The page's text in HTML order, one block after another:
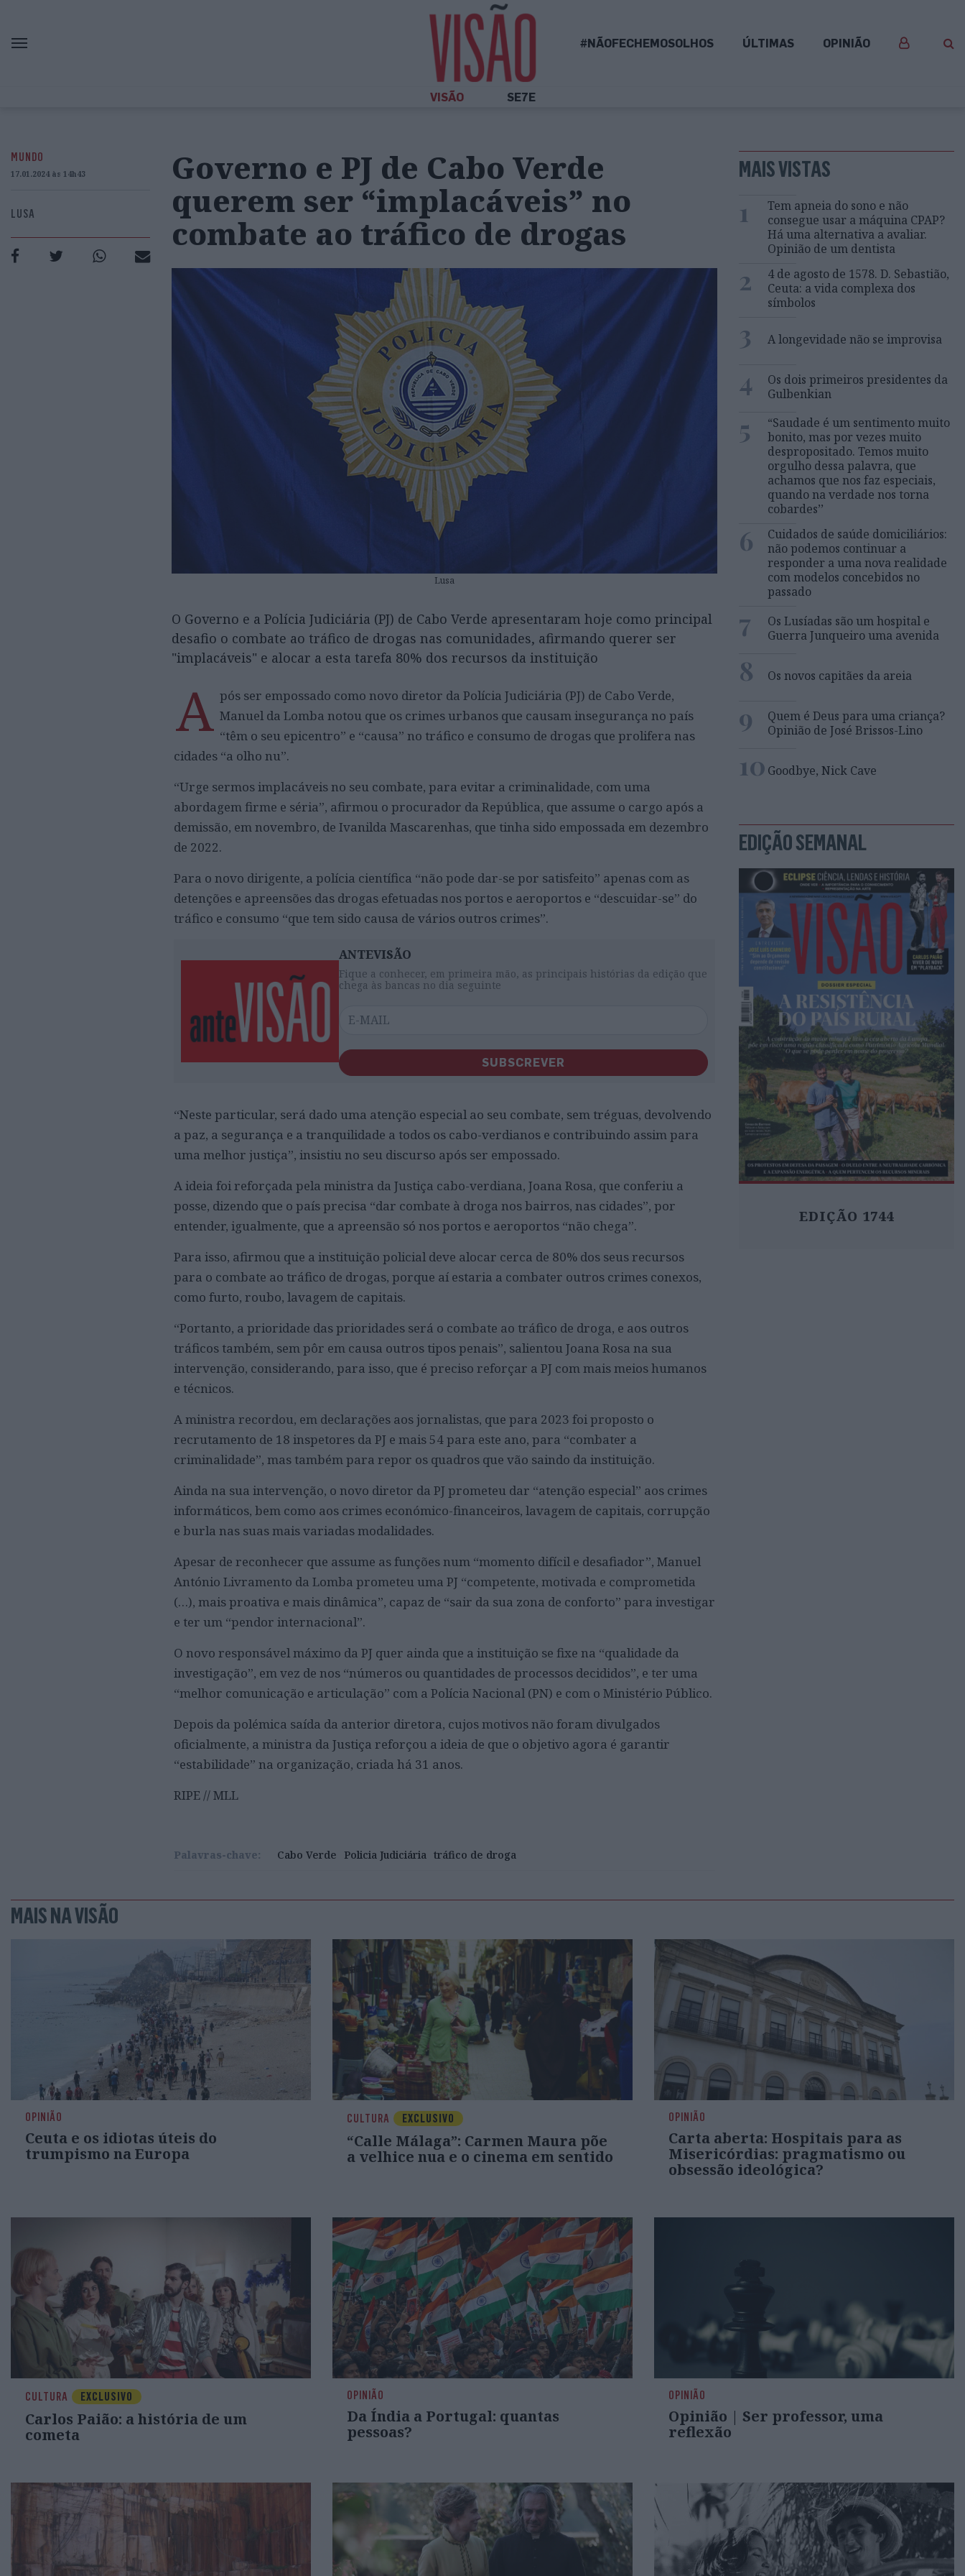
#NÃOFECHEMOSOLHOS ÚLTIMAS OPINIÃO
VISÃO SE7E
MUNDO
17.01.2024 às 14h43
LUSA
Governo e PJ de Cabo Verde
querem ser “implacáveis” no
combate ao tráfico de drogas
Lusa
O Governo e a Polícia Judiciária (PJ) de Cabo Verde apresentaram hoje como principal
desafio o combate ao tráfico de drogas nas comunidades, afirmando querer ser
"implacáveis" e alocar a esta tarefa 80% dos recursos da instituição
A pós ser empossado como novo diretor da Polícia Judiciária (PJ) de Cabo Verde,
Manuel da Lomba notou que os crimes urbanos que causam insegurança no país
“têm o seu epicentro” e “causa” no tráfico e consumo de drogas que prolifera nas
cidades “a olho nu”.
“Urge sermos implacáveis no seu combate, para evitar a criminalidade, com uma
abordagem firme e séria”, afirmou o procurador da República, que assume o cargo após a
demissão, em novembro, de Ivanilda Mascarenhas, que tinha sido empossada em dezembro
de 2022.
Para o novo dirigente, a polícia científica “não pode dar-se por satisfeito” apenas com as
detenções e apreensões das drogas efetuadas nos portos e aeroportos e “descuidar-se” do
tráfico e consumo “que tem sido causa de vários outros crimes”.
ANTEVISÃO
Fique a conhecer, em primeira mão, as principais histórias da edição que
chega às bancas no dia seguinte
SUBSCREVER
“Neste particular, será dado uma atenção especial ao seu combate, sem tréguas, devolvendo
a paz, a segurança e a tranquilidade a todos os cabo-verdianos e contribuindo assim para
uma melhor justiça”, insistiu no seu discurso após ser empossado.
A ideia foi reforçada pela ministra da Justiça cabo-verdiana, Joana Rosa, que conferiu a
posse, dizendo que o país precisa “dar combate à droga nos bairros, nas cidades”, por
entender, igualmente, que a apreensão só nos portos e aeroportos “não chega”.
Para isso, afirmou que a instituição policial deve alocar cerca de 80% dos seus recursos
para o combate ao tráfico de drogas, porque aí estaria a combater outros crimes conexos,
como furto, roubo, lavagem de capitais.
“Portanto, a prioridade das prioridades será o combate ao tráfico de droga, e aos outros
tráficos também, sem pôr em causa outros tipos penais”, salientou Joana Rosa na sua
intervenção, considerando, para isso, que é preciso reforçar a PJ com mais meios humanos
e técnicos.
A ministra recordou, em declarações aos jornalistas, que para 2023 foi proposto o
recrutamento de 18 inspetores da PJ e mais 54 para este ano, para “combater a
criminalidade”, mas também para repor os quadros que vão saindo da instituição.
Ainda na sua intervenção, o novo diretor da PJ prometeu dar “atenção especial” aos crimes
informáticos, bem como aos crimes económico-financeiros, lavagem de capitais, corrupção
e burla nas suas mais variadas modalidades.
Apesar de reconhecer que assume as funções num “momento difícil e desafiador”, Manuel
António Livramento da Lomba prometeu uma PJ “competente, motivada e comprometida
(…), mais proativa e mais dinâmica”, capaz de “sair da sua zona de conforto” para investigar
e ter um “pendor internacional”.
O novo responsável máximo da PJ quer ainda que a instituição se fixe na “qualidade da
investigação”, em vez de nos “números ou quantidades de processos decididos”, e ter uma
“melhor comunicação e articulação” com a Polícia Nacional (PN) e com o Ministério Público.
Depois da polémica saída da anterior diretora, cujos motivos não foram divulgados
oficialmente, a ministra da Justiça reforçou a ideia de que o objetivo agora é garantir
“estabilidade” na organização, criada há 31 anos.
RIPE // MLL
Palavras-chave: Cabo Verde Policia Judiciária tráfico de droga
MAIS VISTAS
1
Tem apneia do sono e não
consegue usar a máquina CPAP?
Há uma alternativa a avaliar.
Opinião de um dentista
2
4 de agosto de 1578. D. Sebastião,
Ceuta: a vida complexa dos
símbolos
3 A longevidade não se improvisa
4
Os dois primeiros presidentes da
Gulbenkian
5
“Saudade é um sentimento muito
bonito, mas por vezes muito
despropositado. Temos muito
orgulho dessa palavra, que
achamos que nos faz especiais,
quando na verdade nos torna
cobardes’’
6
Cuidados de saúde domiciliários:
não podemos continuar a
responder a uma nova realidade
com modelos concebidos no
passado
7
Os Lusíadas são um hospital e
Guerra Junqueiro uma avenida
8 Os novos capitães da areia
9
Quem é Deus para uma criança?
Opinião de José Brissos-Lino
10 Goodbye, Nick Cave
EDIÇÃO SEMANAL
EDIÇÃO 1744
MAIS NA VISÃO
OPINIÃO
Ceuta e os idiotas úteis do
trumpismo na Europa
CULTURA EXCLUSIVO
“Calle Málaga”: Carmen Maura põe
a velhice nua e o cinema em sentido
OPINIÃO
Carta aberta: Hospitais para as
Misericórdias: pragmatismo ou
obsessão ideológica?
CULTURA EXCLUSIVO
Carlos Paião: a história de um
cometa
OPINIÃO
Da Índia a Portugal: quantas
pessoas?
OPINIÃO
Opinião | Ser professor, uma
reflexão